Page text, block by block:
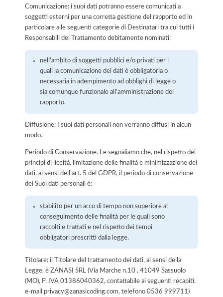
Comunicazione: i suoi dati potranno essere comunicati a
soggetti esterni per una corretta gestione del rapporto ed in
particolare alle seguenti categorie di Destinatari tra cui tutti i
Responsabili del Trattamento debitamente nominati:
nell'ambito di soggetti pubblici e/o privati per i
quali la comunicazione dei dati è obbligatoria o
necessaria in adempimento ad obblighi di legge o
sia comunque funzionale all'amministrazione del
rapporto.
Diffusione: I suoi dati personali non verranno diffusi in alcun
modo.
Periodo di Conservazione. Le segnaliamo che, nel rispetto dei
principi di liceità, limitazione delle finalità e minimizzazione dei
dati, ai sensi dell’art. 5 del GDPR, il periodo di conservazione
dei Suoi dati personali è:
stabilito per un arco di tempo non superiore al
conseguimento delle finalità per le quali sono
raccolti e trattati e nel rispetto dei tempi
obbligatori prescritti dalla legge.
Titolare: il Titolare del trattamento dei dati, ai sensi della
Legge, è ZANASI SRL (Via Marche n.10 , 41049 Sassuolo
(MO), P. IVA 01386040362, contattabile ai seguenti recapiti:
e-mail privacy@zanasicoding.com, telefono 0536 999711)